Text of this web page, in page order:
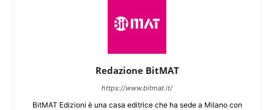
Redazione BitMAT
https://www.bitmat.it/
BitMAT Edizioni è una casa editrice che ha sede a Milano con